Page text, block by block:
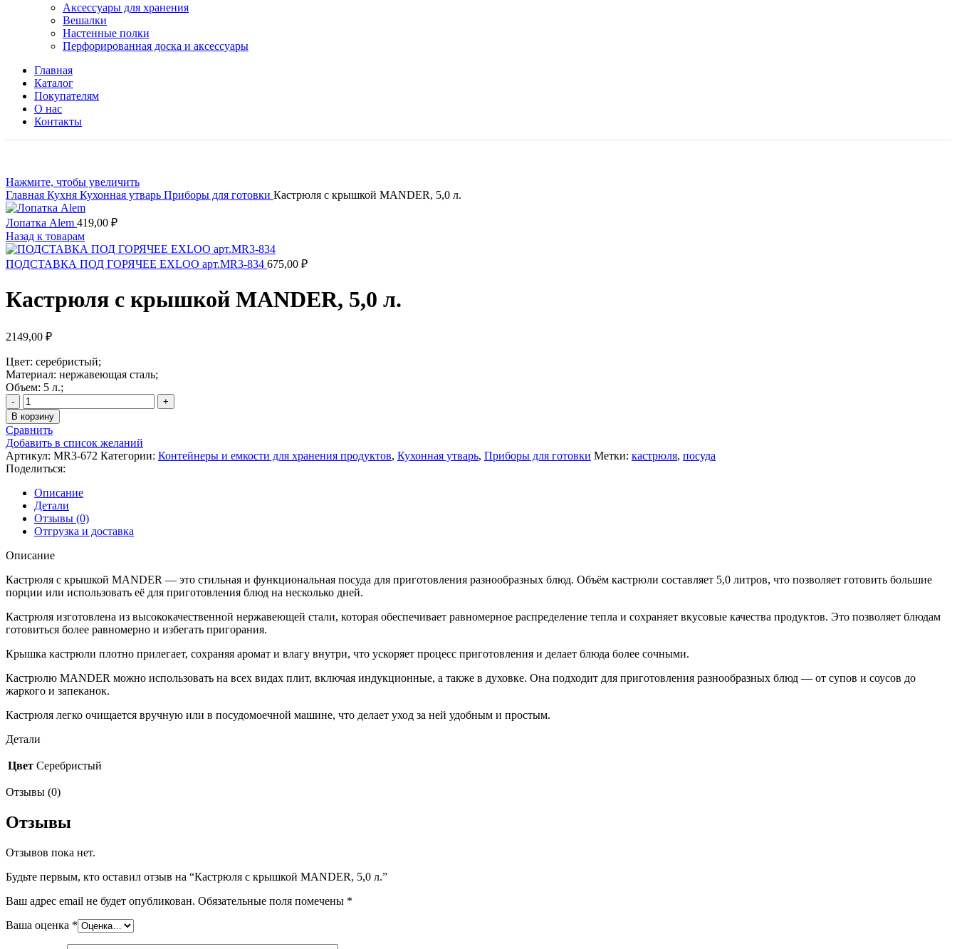
Аксессуары для хранения
Вешалки
Настенные полки
Перфорированная доска и аксессуары
Главная
Каталог
Покупателям
О нас
Контакты
Нажмите, чтобы увеличить
Главная Кухня Кухонная утварь Приборы для готовки Кастрюля с крышкой MANDER, 5,0 л.
Лопатка Alem 419,00 ₽
Назад к товарам
ПОДСТАВКА ПОД ГОРЯЧЕЕ EXLOO арт.MR3-834 675,00 ₽
Кастрюля с крышкой MANDER, 5,0 л.
2149,00 ₽
Цвет: серебристый;
Материал: нержавеющая сталь;
Объем: 5 л.;
Количество
товара
Кастрюля
с
крышкой
MANDER,
5,0
л.
В корзину
Сравнить
Добавить в список желаний
Артикул: MR3-672 Категории: Контейнеры и емкости для хранения продуктов, Кухонная утварь, Приборы для готовки Метки: кастрюля, посуда
Поделиться:
Описание
Детали
Отзывы (0)
Отгрузка и доставка
Описание
Кастрюля с крышкой MANDER — это стильная и функциональная посуда для приготовления разнообразных блюд. Объём кастрюли составляет 5,0 литров, что позволяет готовить большие
порции или использовать её для приготовления блюд на несколько дней.
Кастрюля изготовлена из высококачественной нержавеющей стали, которая обеспечивает равномерное распределение тепла и сохраняет вкусовые качества продуктов. Это позволяет блюдам
готовиться более равномерно и избегать пригорания.
Крышка кастрюли плотно прилегает, сохраняя аромат и влагу внутри, что ускоряет процесс приготовления и делает блюда более сочными.
Кастрюлю MANDER можно использовать на всех видах плит, включая индукционные, а также в духовке. Она подходит для приготовления разнообразных блюд — от супов и соусов до
жаркого и запеканок.
Кастрюля легко очищается вручную или в посудомоечной машине, что делает уход за ней удобным и простым.
Детали
Цвет Серебристый
Отзывы (0)
Отзывы
Отзывов пока нет.
Будьте первым, кто оставил отзыв на “Кастрюля с крышкой MANDER, 5,0 л.”
Ваш адрес email не будет опубликован. Обязательные поля помечены *
Ваша оценка *